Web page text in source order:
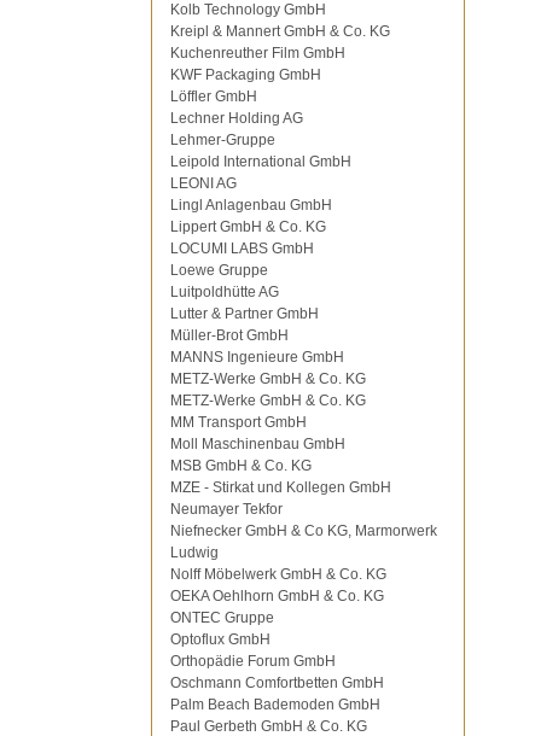
Kolb Technology GmbH
Kreipl & Mannert GmbH & Co. KG
Kuchenreuther Film GmbH
KWF Packaging GmbH
Löffler GmbH
Lechner Holding AG
Lehmer-Gruppe
Leipold International GmbH
LEONI AG
Lingl Anlagenbau GmbH
Lippert GmbH & Co. KG
LOCUMI LABS GmbH
Loewe Gruppe
Luitpoldhütte AG
Lutter & Partner GmbH
Müller-Brot GmbH
MANNS Ingenieure GmbH
METZ-Werke GmbH & Co. KG
METZ-Werke GmbH & Co. KG
MM Transport GmbH
Moll Maschinenbau GmbH
MSB GmbH & Co. KG
MZE - Stirkat und Kollegen GmbH
Neumayer Tekfor
Niefnecker GmbH & Co KG, Marmorwerk
Ludwig
Nolff Möbelwerk GmbH & Co. KG
OEKA Oehlhorn GmbH & Co. KG
ONTEC Gruppe
Optoflux GmbH
Orthopädie Forum GmbH
Oschmann Comfortbetten GmbH
Palm Beach Bademoden GmbH
Paul Gerbeth GmbH & Co. KG